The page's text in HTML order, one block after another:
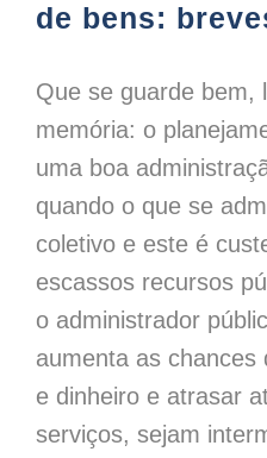
de bens:
Que se guarde bem,
memória: o
uma boa
quando o que se
coletivo e este é
escassos recursos
o administrador
aumenta as chances
e dinheiro e atrasar
serviços, sejam